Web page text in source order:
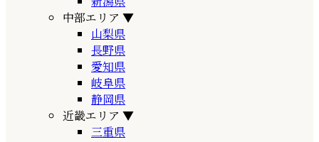
中部エリア ▼
山梨県
長野県
愛知県
岐阜県
静岡県
近畿エリア ▼
三重県